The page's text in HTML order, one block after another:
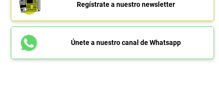
Regístrate a nuestro newsletter
Únete a nuestro canal de Whatsapp